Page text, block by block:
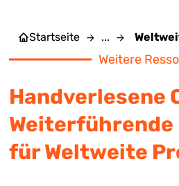
Startseite ...
Weitere
Handverlesene
Weiterführende
für Weltweite